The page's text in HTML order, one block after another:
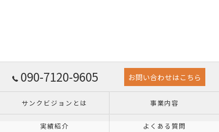
090-7120-9605 お問い合わせはこちら
サンクビジョンとは 事業内容
実績紹介 よくある質問